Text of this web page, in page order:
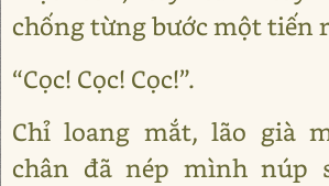
chống từng bước một tiến
“Cọc! Cọc! Cọc!”.
Chỉ loang mắt, lão già
chân đã nép mình núp